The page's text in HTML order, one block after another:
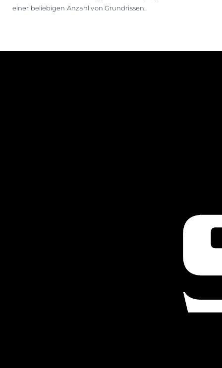
einer beliebigen Anzahl von Grundrissen.